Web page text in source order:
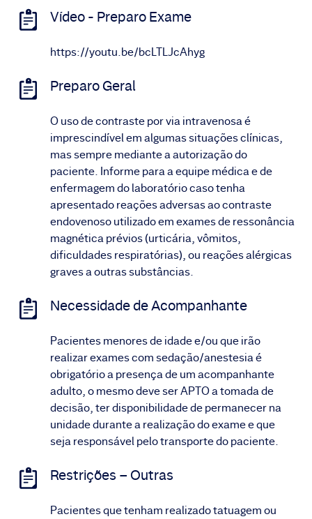
Vídeo - Preparo Exame
https://youtu.be/bcLTLJcAhyg
Preparo Geral
O uso de contraste por via intravenosa é
imprescindível em algumas situações clínicas,
mas sempre mediante a autorização do
paciente. Informe para a equipe médica e de
enfermagem do laboratório caso tenha
apresentado reações adversas ao contraste
endovenoso utilizado em exames de ressonância
magnética prévios (urticária, vômitos,
dificuldades respiratórias), ou reações alérgicas
graves a outras substâncias.
Necessidade de Acompanhante
Pacientes menores de idade e/ou que irão
realizar exames com sedação/anestesia é
obrigatório a presença de um acompanhante
adulto, o mesmo deve ser APTO a tomada de
decisão, ter disponibilidade de permanecer na
unidade durante a realização do exame e que
seja responsável pelo transporte do paciente.
Restrições – Outras
Pacientes que tenham realizado tatuagem ou